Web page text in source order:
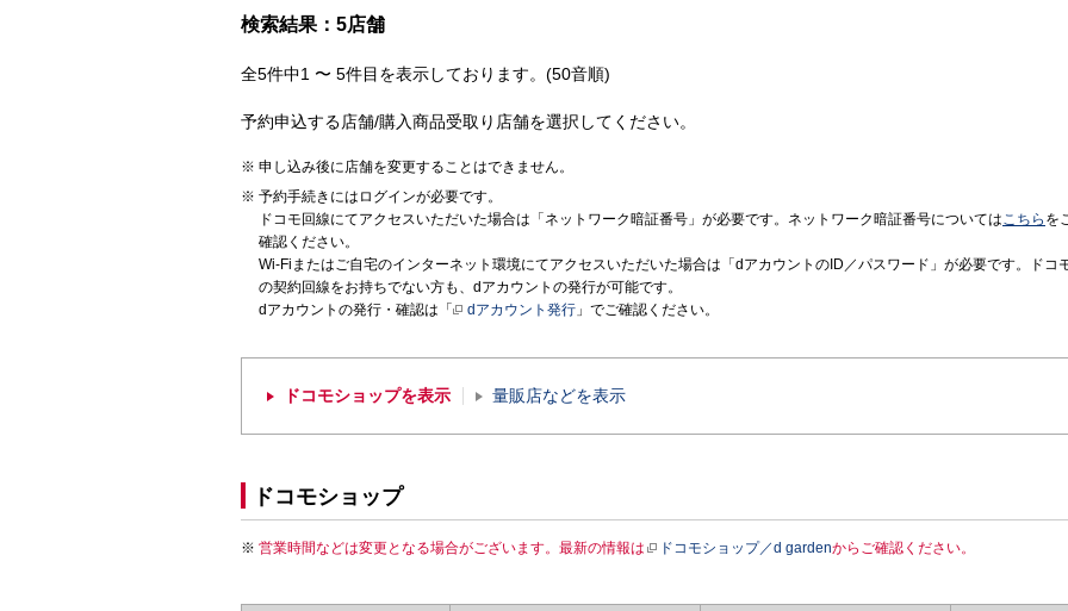
検索結果：5店舗
全5件中1 〜 5件目を表示しております。(50音順)
予約申込する店舗/購入商品受取り店舗を選択してください。
申し込み後に店舗を変更することはできません。
予約手続きにはログインが必要です。
ドコモ回線にてアクセスいただいた場合は「ネットワーク暗証番号」が必要です。ネットワーク暗証番号についてはこちら を
確認ください。
Wi-Fiまたはご自宅のインターネット環境にてアクセスいただいた場合は「dアカウントのID／パスワード」が必要です。ドコ
の契約回線をお持ちでない方も、dアカウントの発行が可能です。
dアカウントの発行・確認は「
dアカウント発行 」でご確認ください。
ドコモショップを表示 量販店などを表示
ドコモショップ
営業時間などは変更となる場合がございます。最新の情報は ドコモショップ／d gardenからご確認ください。